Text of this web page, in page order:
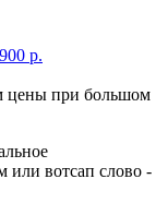
р.
цены при большом
вотсап слово -